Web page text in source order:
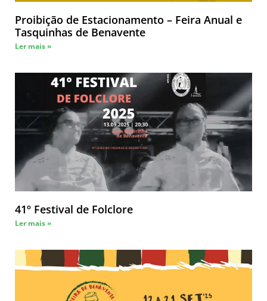
Proibição de Estacionamento – Feira Anual e
Tasquinhas de Benavente
Ler mais »
41º Festival de Folclore
Ler mais »